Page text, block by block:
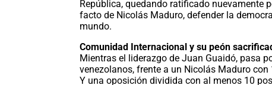
República, quedando ratificado nuevamente
facto de Nicolás Maduro, defender la
mundo.
Comunidad Internacional y su peón
Mientras el liderazgo de Juan Guaidó, pasa
venezolanos, frente a un Nicolás Maduro
Y una oposición dividida con al menos 10